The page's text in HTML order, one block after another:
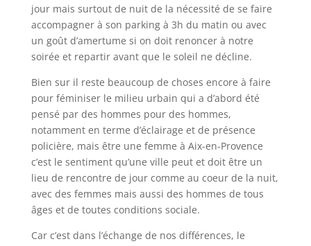
jour mais surtout de nuit de la nécessité de se faire
accompagner à son parking à 3h du matin ou avec
un goût d’amertume si on doit renoncer à notre
soirée et repartir avant que le soleil ne décline.
Bien sur il reste beaucoup de choses encore à faire
pour féminiser le milieu urbain qui a d’abord été
pensé par des hommes pour des hommes,
notamment en terme d’éclairage et de présence
policière, mais être une femme à Aix-en-Provence
c’est le sentiment qu’une ville peut et doit être un
lieu de rencontre de jour comme au coeur de la nuit,
avec des femmes mais aussi des hommes de tous
âges et de toutes conditions sociale.
Car c’est dans l’échange de nos différences, le